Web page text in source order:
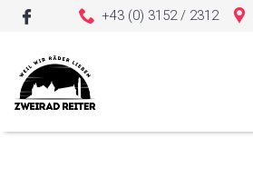
+43 (0) 3152 / 2312